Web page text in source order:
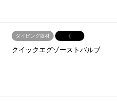
ダイビング器材 く
クイックエグゾーストバルブ